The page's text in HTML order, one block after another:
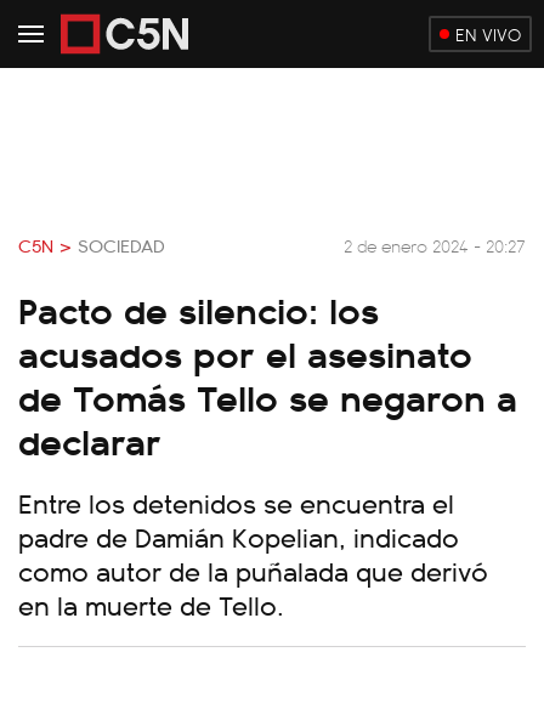
EN VIVO
C5N > SOCIEDAD 2 de enero 2024 - 20:27
Pacto de silencio: los
acusados por el asesinato
de Tomás Tello se negaron a
declarar
Entre los detenidos se encuentra el
padre de Damián Kopelian, indicado
como autor de la puñalada que derivó
en la muerte de Tello.